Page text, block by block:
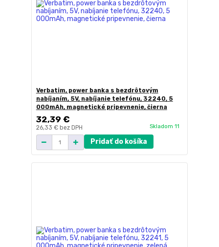
Verbatim, power banka s bezdrôtovým
nabíjaním, 5V, nabíjanie telefónu, 32240, 5
000mAh, magnetické pripevnenie, čierna
32,39 €
26,33 € bez DPH Skladom 11
Pridať do košíka